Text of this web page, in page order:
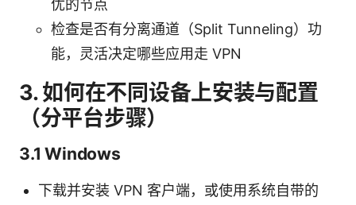
优的节点
检查是否有分离通道（Split Tunneling）功
能，灵活决定哪些应用走 VPN
3. 如何在不同设备上安装与配置
（分平台步骤）
3.1 Windows
下载并安装 VPN 客户端，或使用系统自带的